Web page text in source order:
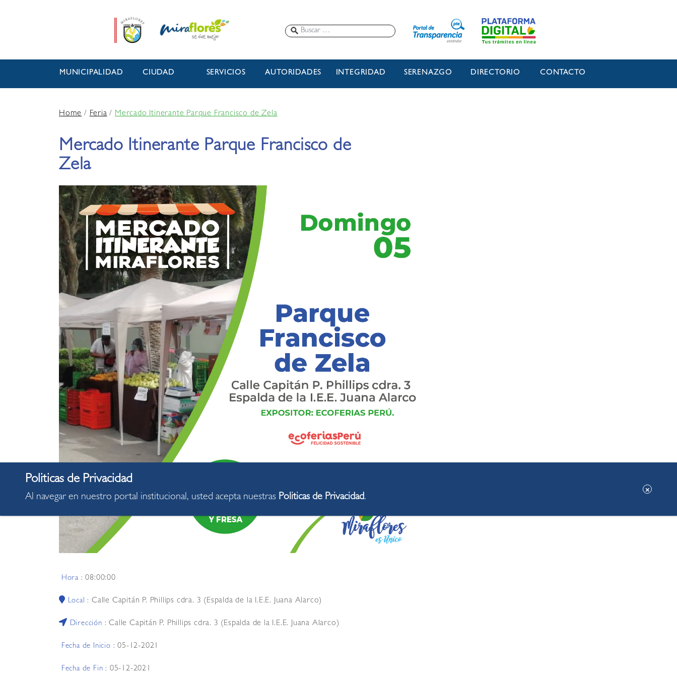
MUNICIPALIDAD CIUDAD SERVICIOS AUTORIDADES INTEGRIDAD SERENAZGO DIRECTORIO CONTACTO
Home/Feria/Mercado Itinerante Parque Francisco de Zela
Mercado Itinerante Parque Francisco de
Zela
Hora :08:00:00
Local :Calle Capitán P. Phillips cdra. 3 (Espalda de la I.E.E. Juana Alarco)
Dirección :Calle Capitán P. Phillips cdra. 3 (Espalda de la I.E.E. Juana Alarco)
Fecha de Inicio :05-12-2021
Fecha de Fin : 05-12-2021
Al navegar en nuestro portal institucional, usted acepta nuestras Politicas de Privacidad.